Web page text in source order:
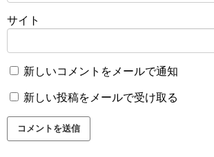
サイト
新しいコメントをメールで通知
新しい投稿をメールで受け取る